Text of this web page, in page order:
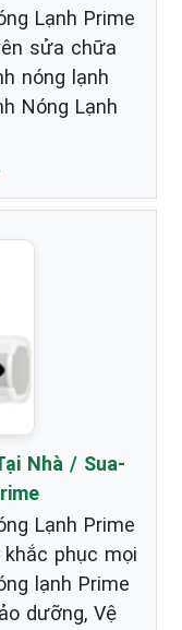
Lạnh Prime
sửa chữa
nóng lạnh
Nóng Lạnh
Nhà / Sua-
Lạnh Prime
phục mọi
lạnh Prime
dưỡng, Vệ